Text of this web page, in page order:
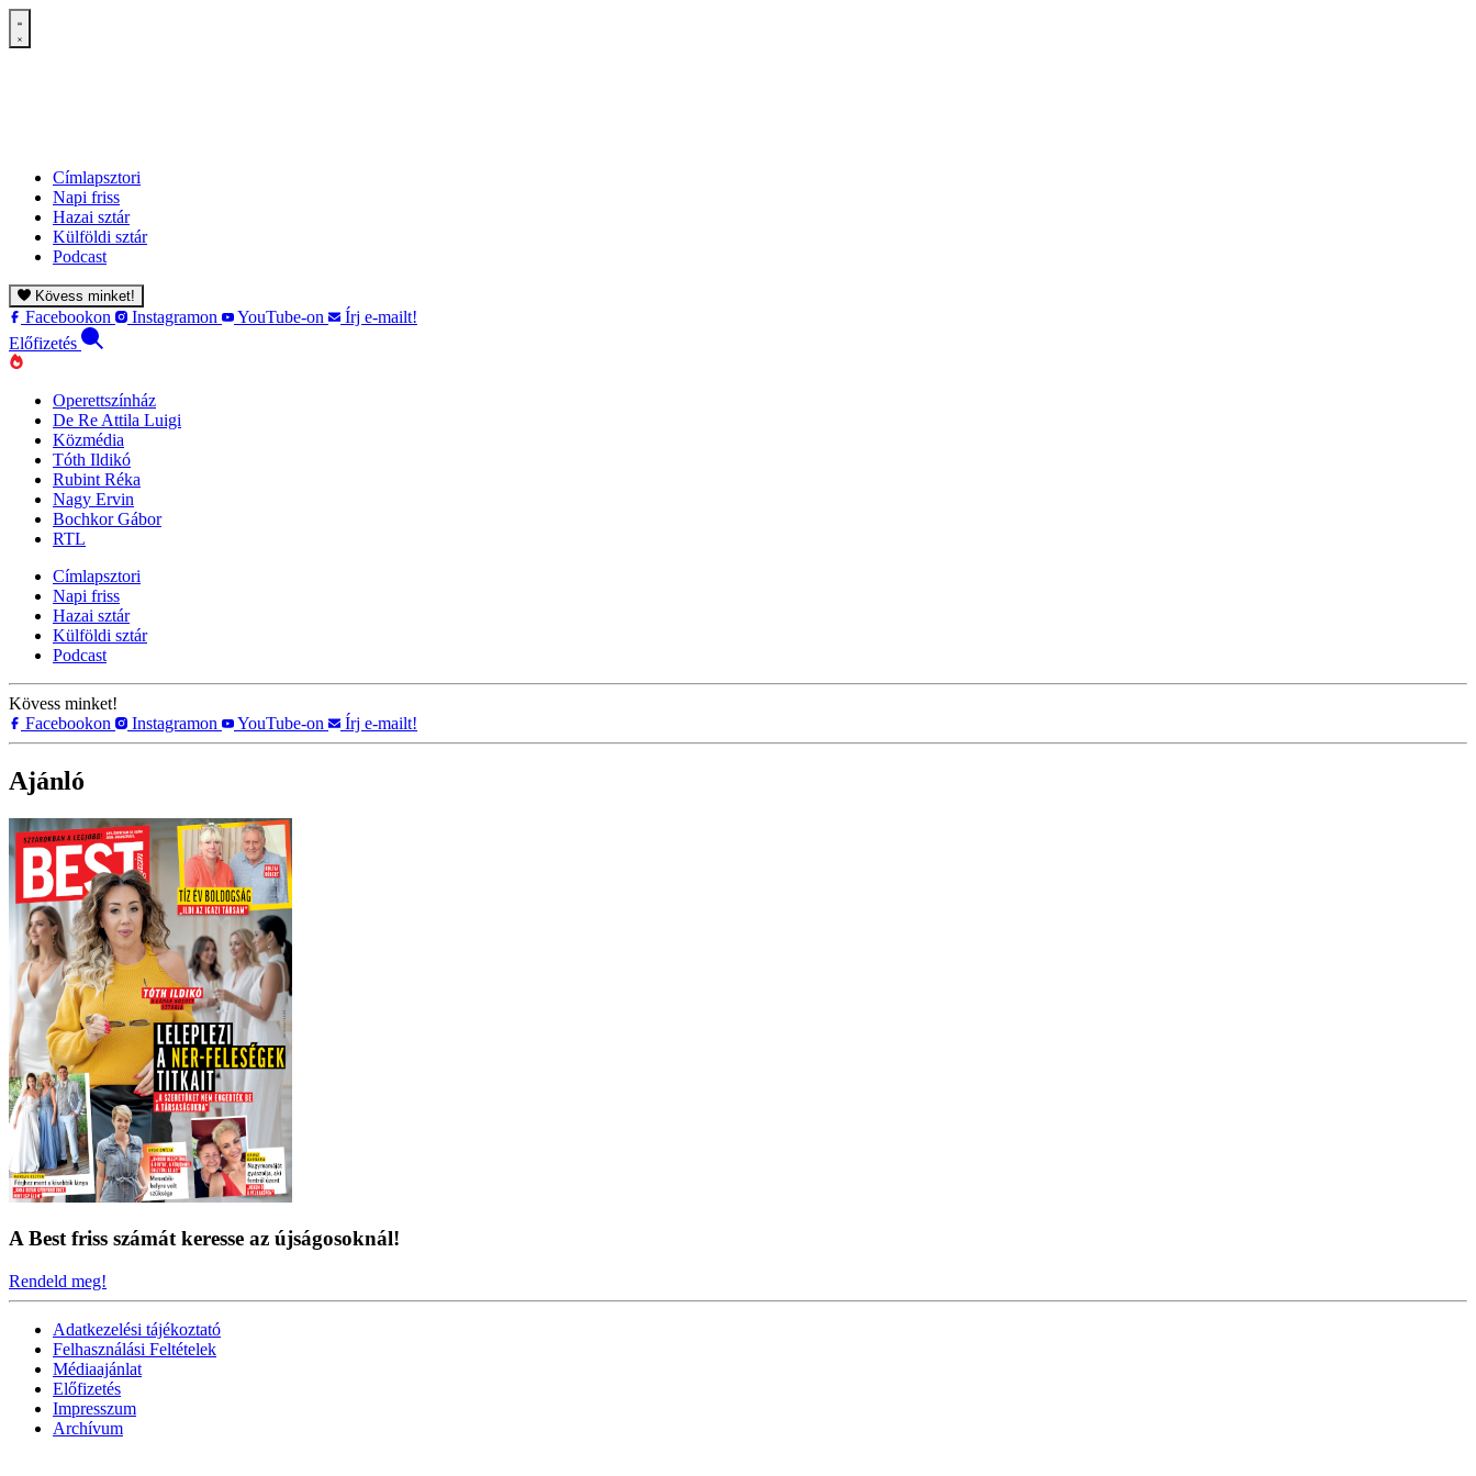
Címlapsztori
Napi friss
Hazai sztár
Külföldi sztár
Podcast
Kövess minket!
Facebookon Instagramon YouTube-on
Írj e-mailt!
Előfizetés
Operettszínház
De Re Attila Luigi
Közmédia
Tóth Ildikó
Rubint Réka
Nagy Ervin
Bochkor Gábor
RTL
Címlapsztori
Napi friss
Hazai sztár
Külföldi sztár
Podcast
Kövess minket!
Facebookon
Instagramon YouTube-on Írj e-mailt!
Ajánló
A Best friss számát keresse az újságosoknál!
Rendeld meg!
Adatkezelési tájékoztató
Felhasználási Feltételek
Médiaajánlat
Előfizetés
Impresszum
Archívum